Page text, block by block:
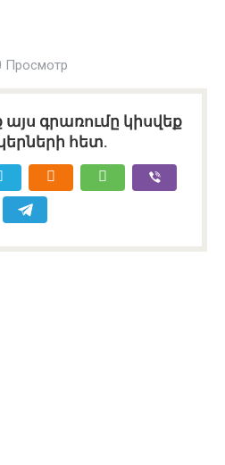
Просмотр
գրառումը կիսվեք
հետ.